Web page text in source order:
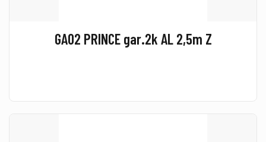
GA02 PRINCE gar.2k AL 2,5m Z